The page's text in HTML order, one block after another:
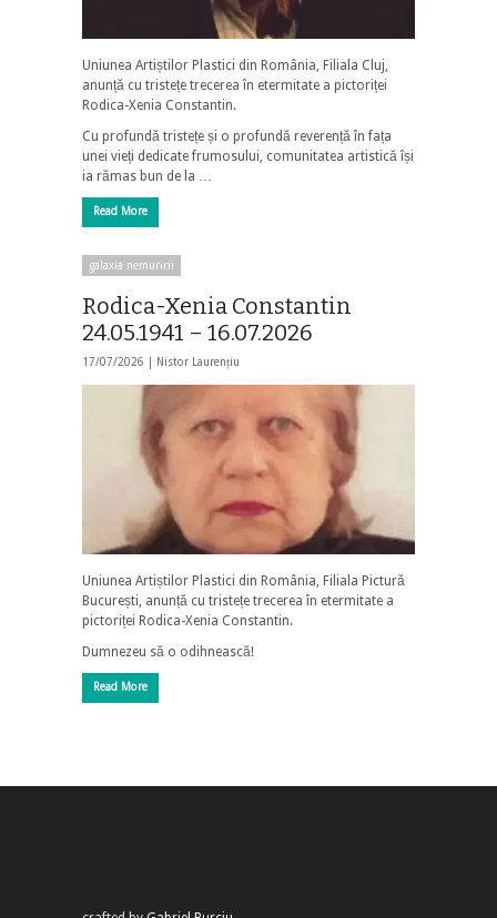
Uniunea Artiștilor Plastici din România, Filiala Cluj,
anunță cu tristețe trecerea în etermitate a pictoriței
Rodica-Xenia Constantin.
Cu profundă tristețe și o profundă reverență în fața
unei vieți dedicate frumosului, comunitatea artistică își
ia rămas bun de la …
Read More
galaxia nemuririi
Rodica-Xenia Constantin
24.05.1941 – 16.07.2026
17/07/2026 | Nistor Laurențiu
Uniunea Artiștilor Plastici din România, Filiala Pictură
București, anunță cu tristețe trecerea în etermitate a
pictoriței Rodica-Xenia Constantin.
Dumnezeu să o odihnească!
Read More